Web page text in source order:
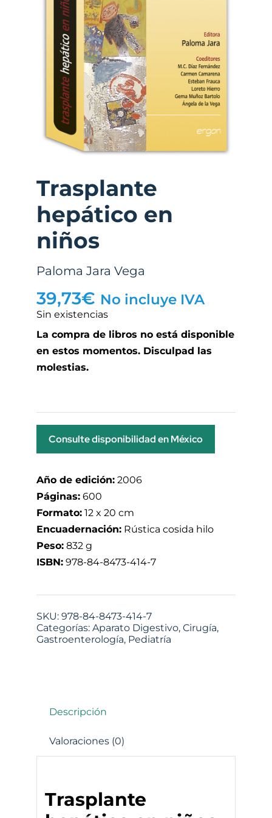
Trasplante
hepático en
niños
Paloma Jara Vega
39,73€ No incluye IVA
Sin existencias
La compra de libros no está disponible
en estos momentos. Disculpad las
molestias.
Consulte disponibilidad en México
Año de edición: 2006
Páginas: 600
Formato: 12 x 20 cm
Encuadernación: Rústica cosida hilo
Peso: 832 g
ISBN: 978-84-8473-414-7
SKU: 978-84-8473-414-7
Categorías: Aparato Digestivo, Cirugía,
Gastroenterología, Pediatría
Descripción
Valoraciones (0)
Trasplante